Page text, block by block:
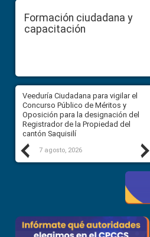
Formación ciudadana y
capacitación
Previous
Veeduría Ciudadana para vigilar el
Concurso Público de Méritos y
Oposición para la designación del
Registrador de la Propiedad del
cantón Saquisilí
7 agosto, 2026